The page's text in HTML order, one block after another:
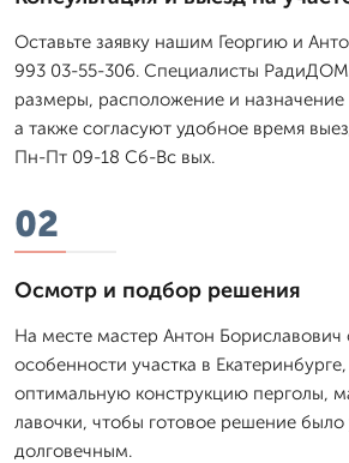
Оставьте заявку нашим Георгию и
993 03-55-306. Специалисты
размеры, расположение и назначение
а также согласуют удобное время
Пн-Пт 09-18 Сб-Вс вых.
02
Осмотр и подбор решения
На месте мастер Антон Бориславович
особенности участка в
оптимальную конструкцию перголы,
лавочки, чтобы готовое решение
долговечным.